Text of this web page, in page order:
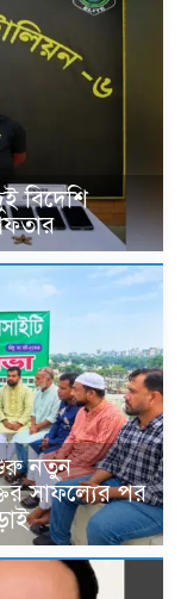
বিদেশি
নতুন
সাফল্যের পর